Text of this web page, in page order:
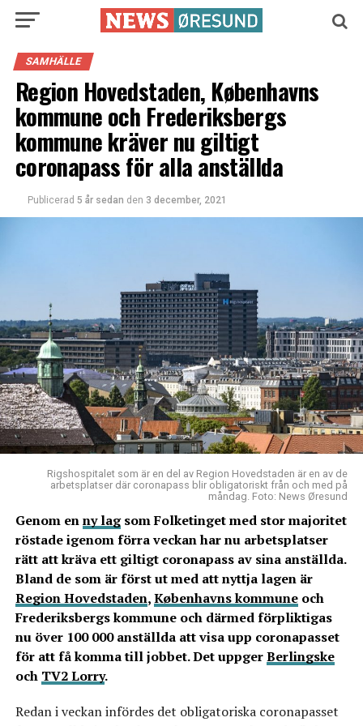
SAMHÄLLE
Region Hovedstaden, Københavns
kommune och Frederiksbergs
kommune kräver nu giltigt
coronapass för alla anställda
Publicerad 5 år sedan den 3 december, 2021
Rigshospitalet som är en del av Region Hovedstaden är en av de
arbetsplatser där coronapass blir obligatoriskt från och med på
måndag. Foto: News Øresund
Genom enny lagsom Folketinget med stor majoritet
röstade igenom förra veckan har nu arbetsplatser
rätt att kräva ett giltigt coronapass av sina anställda.
Bland de som är först ut med att nyttja lagen är
Region Hovedstaden,Københavns kommuneoch
Frederiksbergs kommune och därmed förpliktigas
nu över 100 000 anställda att visa upp coronapasset
för att få komma till jobbet. Det uppgerBerlingske
och TV2 Lorry.
Redan i veckan infördes det obligatoriska coronapasset